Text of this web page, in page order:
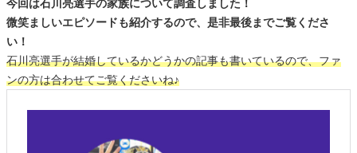
今回は石川亮選手の家族について調査しました！
微笑ましいエピソードも紹介するので、是非最後までご覧くださ
い！
石川亮選手が結婚しているかどうかの記事も書いているので、ファ
ンの方は合わせてご覧くださいね♪